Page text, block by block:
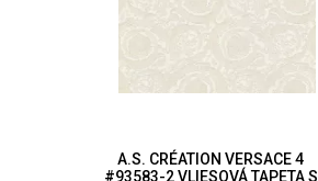
A.S. CRÉATION VERSACE 4
#93583-2 VLIESOVÁ TAPETA S